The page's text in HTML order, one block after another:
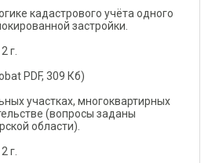
кадастрового учёта одного
застройки.
г.
PDF, 309 Кб)
участках, многоквартирных
(вопросы заданы
области).
г.